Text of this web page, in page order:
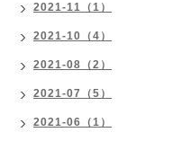
2021-11（1）
2021-10（4）
2021-08（2）
2021-07（5）
2021-06（1）